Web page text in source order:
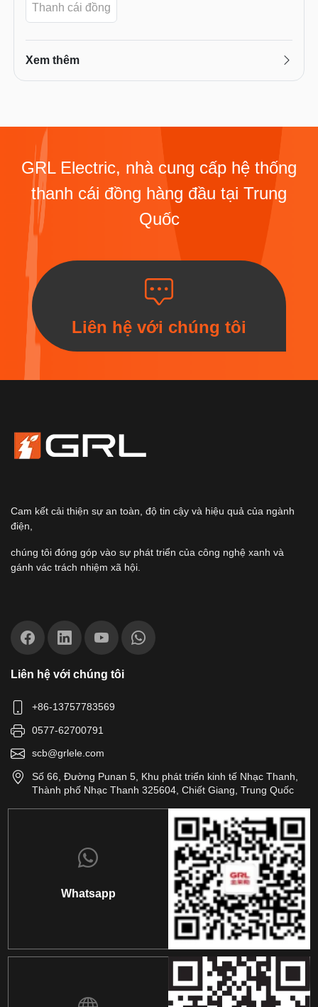
Thanh cái đồng
Xem thêm
GRL Electric, nhà cung cấp hệ thống
thanh cái đồng hàng đầu tại Trung
Quốc
Liên hệ với chúng tôi
Cam kết cải thiện sự an toàn, độ tin cậy và hiệu quả của ngành
điện,
chúng tôi đóng góp vào sự phát triển của công nghệ xanh và
gánh vác trách nhiệm xã hội.
Liên hệ với chúng tôi
+86-13757783569
0577-62700791
scb@grlele.com
Số 66, Đường Punan 5, Khu phát triển kinh tế Nhạc Thanh,
Thành phố Nhạc Thanh 325604, Chiết Giang, Trung Quốc
Whatsapp